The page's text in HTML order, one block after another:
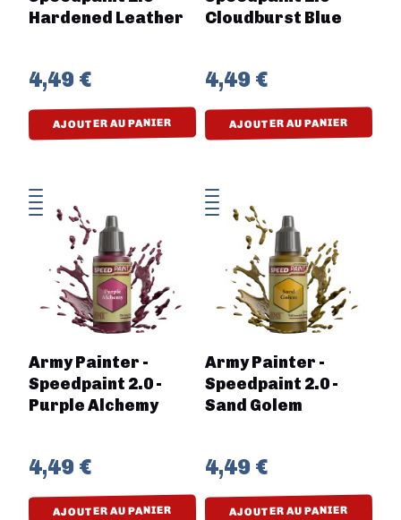
Hardened Leather
4,49 €
AJOUTER AU PANIER
Cloudburst Blue
4,49 €
AJOUTER AU PANIER
Army Painter -
Speedpaint 2.0 -
Purple Alchemy
4,49 €
AJOUTER AU PANIER
Army Painter -
Speedpaint 2.0 -
Sand Golem
4,49 €
AJOUTER AU PANIER